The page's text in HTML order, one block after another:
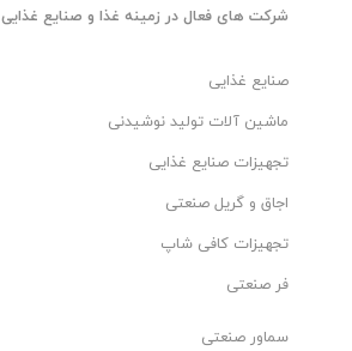
شرکت های فعال در زمینه غذا و صنایع غذایی
صنایع غذایی
ماشین آلات تولید نوشیدنی
تجهیزات صنایع غذایی
اجاق و گریل صنعتی
تجهیزات کافی شاپ
فر صنعتی
سماور صنعتی